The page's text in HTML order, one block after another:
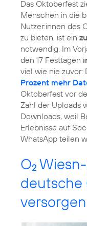
Das Oktoberfest
Menschen in die
Nutzer:innen des
zu bieten, ist ein
notwendig. Im
den 17 Festtagen
viel wie nie zuvor:
Prozent mehr
Oktoberfest vor
Zahl der Uploads
Downloads, weil
Erlebnisse auf
WhatsApp teilen
O2
deutsche
versorgen